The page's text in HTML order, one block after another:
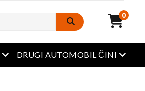
0
Otvoreni izbornik
DRUGI AUTOMOBIL ČINI